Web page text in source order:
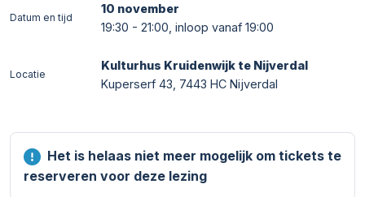
Datum en tijd
10 november
19:30 - 21:00, inloop vanaf 19:00
Locatie
Kulturhus Kruidenwijk te Nijverdal
Kuperserf 43, 7443 HC Nijverdal
Het is helaas niet meer mogelijk om tickets te
reserveren voor deze lezing